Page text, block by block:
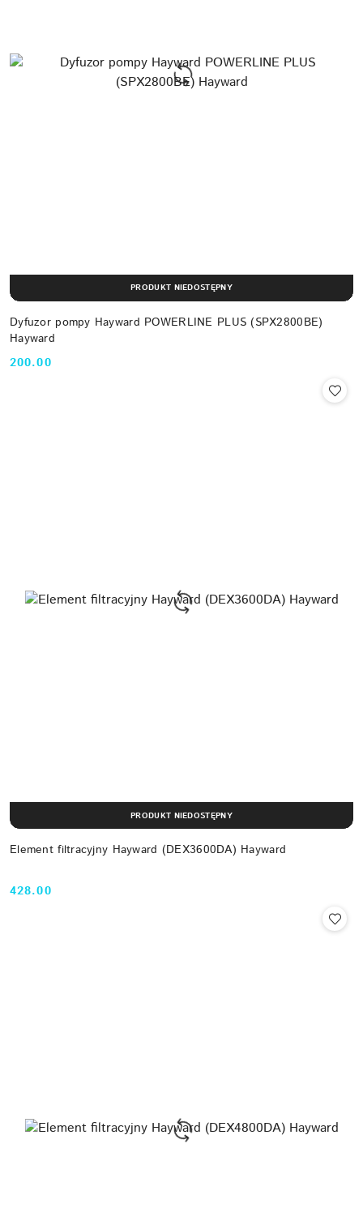
Dyfuzor pompy Hayward POWERLINE PLUS (SPX2800BE)
Hayward
Cena:
200.00
PRODUKT NIEDOSTĘPNY
Element filtracyjny Hayward (DEX3600DA) Hayward
Cena:
428.00
PRODUKT NIEDOSTĘPNY